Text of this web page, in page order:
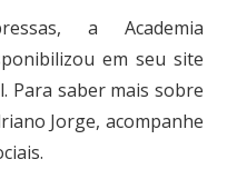
a Academia
em seu site
. Para saber mais sobre
Jorge, acompanhe